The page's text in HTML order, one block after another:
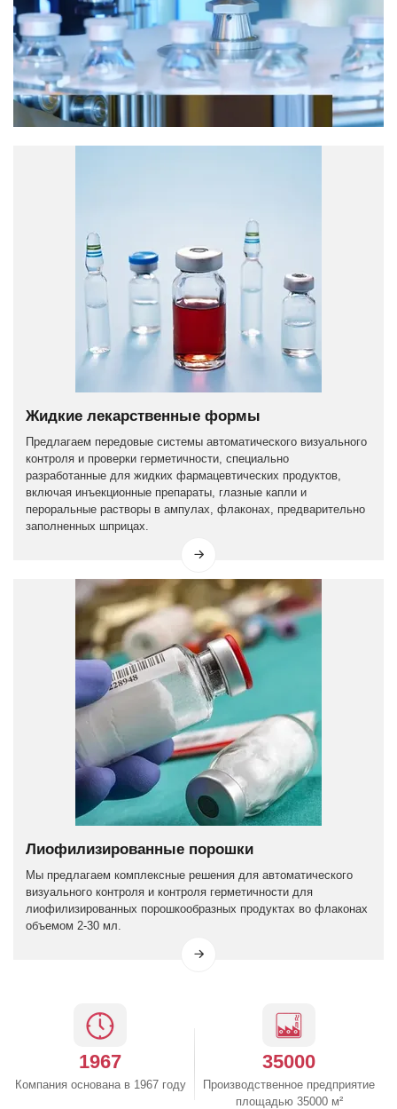
Жидкие лекарственные формы
Предлагаем передовые системы автоматического визуального
контроля и проверки герметичности, специально
разработанные для жидких фармацевтических продуктов,
включая инъекционные препараты, глазные капли и
пероральные растворы в ампулах, флаконах, предварительно
заполненных шприцах.
Лиофилизированные порошки
Мы предлагаем комплексные решения для автоматического
визуального контроля и контроля герметичности для
лиофилизированных порошкообразных продуктах во флаконах
объемом 2-30 мл.
1967
Компания основана в 1967 году
35000
Производственное предприятие
площадью 35000 м²